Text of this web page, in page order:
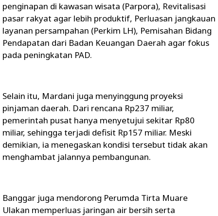
penginapan di kawasan wisata (Parpora), Revitalisasi
pasar rakyat agar lebih produktif, Perluasan jangkauan
layanan persampahan (Perkim LH), Pemisahan Bidang
Pendapatan dari Badan Keuangan Daerah agar fokus
pada peningkatan PAD.
Selain itu, Mardani juga menyinggung proyeksi
pinjaman daerah. Dari rencana Rp237 miliar,
pemerintah pusat hanya menyetujui sekitar Rp80
miliar, sehingga terjadi defisit Rp157 miliar. Meski
demikian, ia menegaskan kondisi tersebut tidak akan
menghambat jalannya pembangunan.
Banggar juga mendorong Perumda Tirta Muare
Ulakan memperluas jaringan air bersih serta